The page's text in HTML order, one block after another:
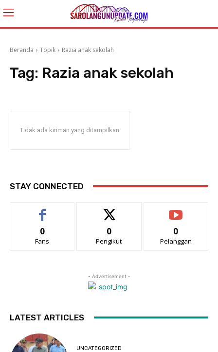
Beranda Topik Razia anak sekolah
Tag: Razia anak sekolah
Tidak ada kiriman yang ditampilkan
STAY CONNECTED
0
Fans
0
Pengikut
0
Pelanggan
- Advertisement -
LATEST ARTICLES
UNCATEGORIZED